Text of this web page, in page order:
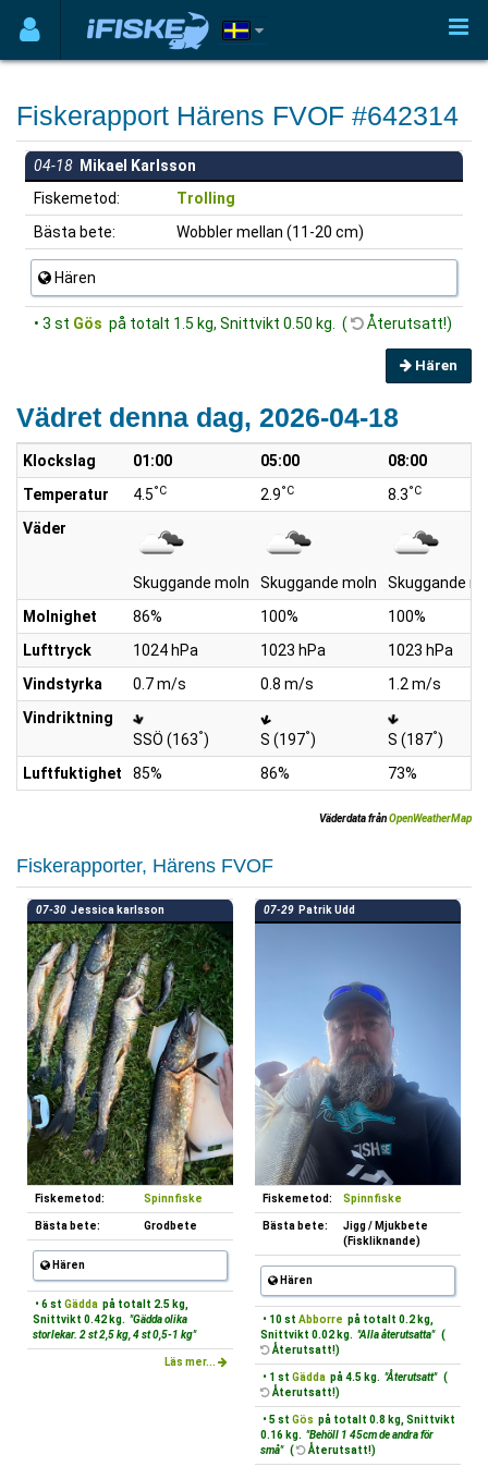
Fiskerapport Härens FVOF #642314
04-18 Mikael Karlsson
Fiskemetod:
Trolling
Bästa bete:
Wobbler mellan (11-20 cm)
Hären
• 3 st Gös på totalt 1.5 kg, Snittvikt 0.50 kg. ( Återutsatt!)
Hären
Vädret denna dag, 2026-04-18
Klockslag 01:00 05:00
08:00
Temperatur
4.5°C 2.9°C 8.3°C
Väder
Skuggande moln Skuggande moln
Skuggande
Molnighet
86% 100%
100%
Lufttryck
1024 hPa 1023 hPa
1023 hPa
Vindstyrka
0.7 m/s 0.8 m/s
1.2 m/s
Vindriktning
SSÖ (163°) S (197°) S (187°)
Luftfuktighet
85% 86% 73%
Väderdata frånOpenWeatherMap
Fiskerapporter, Härens FVOF
07-30 Jessica karlsson
Fiskemetod: Spinnfiske
Bästa bete: Grodbete
Hären
• 6 st Gädda på totalt 2.5 kg,
Snittvikt 0.42 kg. "Gädda olika
storlekar. 2 st 2,5 kg, 4 st 0,5-1 kg"
Läs mer...
07-29 Patrik Udd
Fiskemetod: Spinnfiske
Bästa bete:
Jigg / Mjukbete
(Fiskliknande)
Hären
• 10 st Abborre på totalt 0.2 kg,
Snittvikt 0.02 kg. "Alla återutsatta" (
Återutsatt!)
• 1 st Gädda på 4.5 kg. "Återutsatt" (
Återutsatt!)
• 5 st Gös på totalt 0.8 kg, Snittvikt
0.16 kg. "Behöll 1 45cm de andra för
små" ( Återutsatt!)